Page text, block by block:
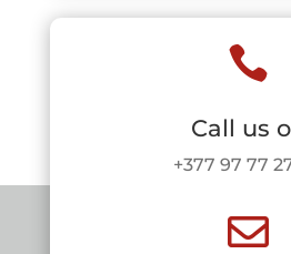

Call us
+377 97 77
